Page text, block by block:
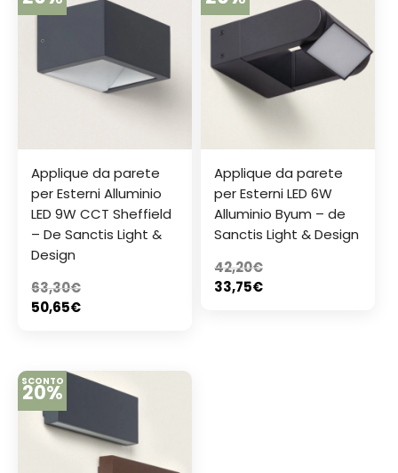
Applique da parete
per Esterni Alluminio
LED 9W CCT Sheffield
– De Sanctis Light &
Design
63,30€
50,65€
Applique da parete
per Esterni LED 6W
Alluminio Byum – de
Sanctis Light & Design
42,20€
33,75€
SCONTO
20%